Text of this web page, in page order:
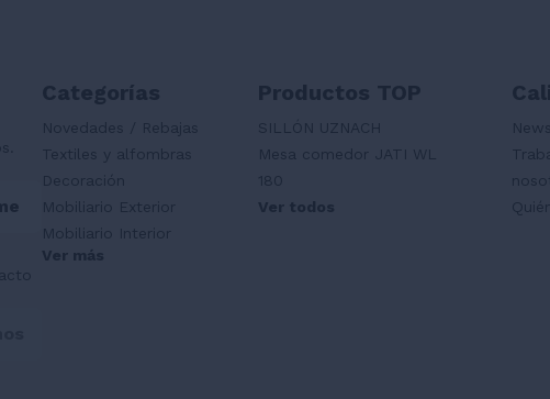
Categorías
Novedades / Rebajas
Textiles y alfombras
Decoración
Mobiliario Exterior
Mobiliario Interior
Ver más
Productos TOP
SILLÓN UZNACH
Mesa comedor JATI WL
180
Ver todos